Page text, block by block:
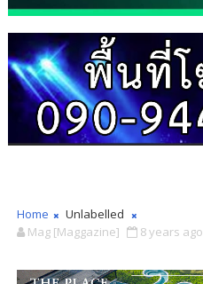
Home
Unlabelled
Mag [Maggazine]
8 years ago